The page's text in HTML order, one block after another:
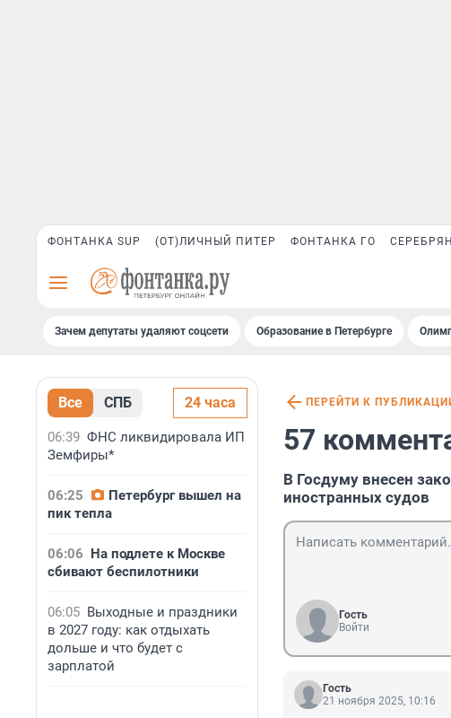
ФОНТАНКА SUP (ОТ)ЛИЧНЫЙ ПИТЕР ФОНТАНКА ГО
Зачем депутаты удаляют соцсети Образование в Петербурге
Все СПБ 24 часа
06:39 ФНС ликвидировала ИП
Земфиры*
06:25
Петербург вышел на
пик тепла
06:06 На подлете к Москве
сбивают беспилотники
06:05 Выходные и праздники
в 2027 году: как отдыхать
дольше и что будет с
зарплатой
ПЕРЕЙТИ К
57
В Госдуму внесен
иностранных судов
Гость
Войти
Гость
21 ноября 2025, 10:16